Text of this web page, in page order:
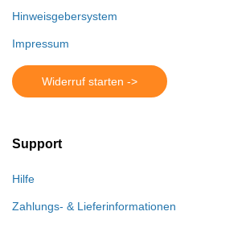
Hinweisgebersystem
Impressum
Widerruf starten ->
Support
Hilfe
Zahlungs- & Lieferinformationen